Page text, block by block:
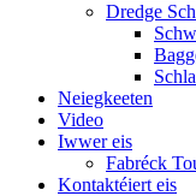
Dredge
Neiegkeeten
Video
Iwwer eis
Fabréck
Kontaktéiert eis